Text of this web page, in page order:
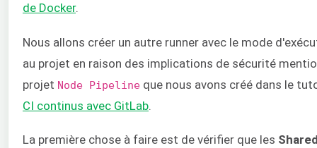
de Docker.
Nous allons créer un autre runner avec le mode
au projet en raison des implications de sécurité
projet Node Pipeline que nous avons créé dans le
CI continus avec GitLab
La première chose à faire est de vérifier que les